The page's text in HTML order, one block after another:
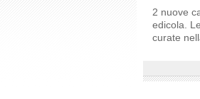
2 nuove
edicola.
curate